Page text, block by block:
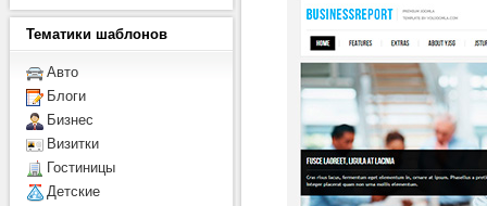
Тематики шаблонов
Авто
Блоги
Бизнес
Визитки
Гостиницы
Детcкие